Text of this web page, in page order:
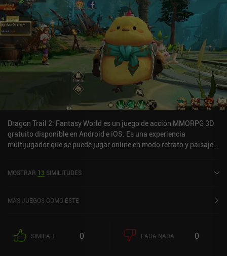
Dragon Trail 2: Fantasy World es un juego de acción MMORPG 3D
gratuito disponible en Android e iOS. Es una experiencia
multijugador que se puede jugar online en modo retrato y paisaje.
2022 y tiene una valoración actual de 4,6 sobre 5,0 en Google Play
MOSTRAR 13 SIMILITUDES
MÁS JUEGOS COMO ESTE
SIMILAR 0 PARA NADA 0